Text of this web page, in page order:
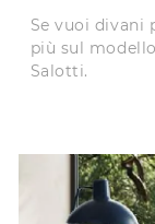
Se vuoi divani
più sul
Salotti.